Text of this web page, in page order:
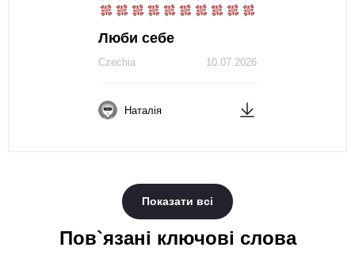
Люби себе
10.07.2026
Czechia
Наталія
Показати всі
Пов`язані ключові слова